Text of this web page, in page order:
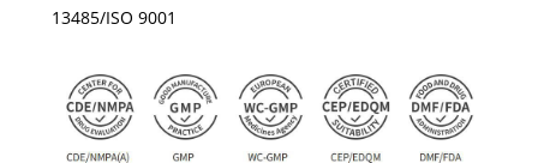
13485/ISO 9001